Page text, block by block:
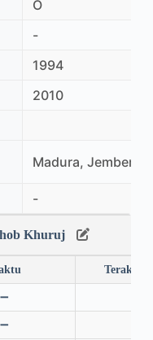
O
-
1994
2010
Madura, Jember
-
Khuruj
Terakhir
➖
➖